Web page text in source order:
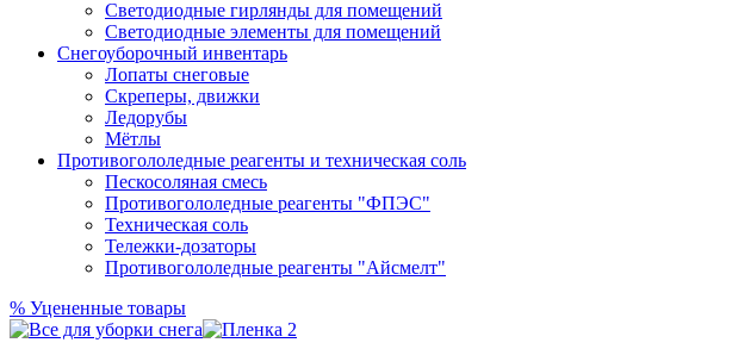
Светодиодные гирлянды для помещений
Светодиодные элементы для помещений
Снегоуборочный инвентарь
Лопаты снеговые
Скреперы, движки
Ледорубы
Мётлы
Противогололедные реагенты и техническая соль
Пескосоляная смесь
Противогололедные реагенты "ФПЭС"
Техническая соль
Тележки-дозаторы
Противогололедные реагенты "Айсмелт"
% Уцененные товары